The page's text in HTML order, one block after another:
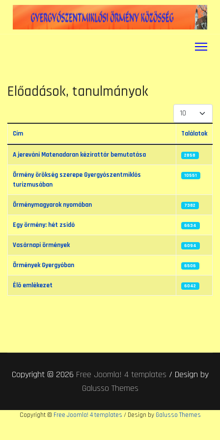
Előadások, tanulmányok
Cím Találatok
A jereváni Matenadaran kézirattár bemutatása 2858
Örmény örökség szerepe Gyergyószentmiklós
turizmusában
10551
Örménymagyarok nyomában 7382
Egy örmény: hét zsidó 6634
Vasárnapi örmények 6094
Örmények Gyergyóban 6506
Élõ emlékezet 6042
Copyright © 2026 Free Joomla! 4 templates / Design by
Galusso Themes
Copyright © Free Joomla! 4 templates / Design by Galusso Themes